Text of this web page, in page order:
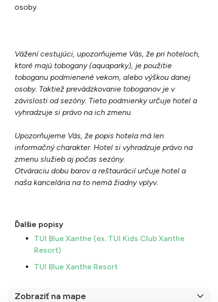
osoby
Vážení cestujúci, upozorňujeme Vás, že pri hoteloch,
ktoré majú tobogany (aquaparky), je použitie
toboganu podmienené vekom, alebo výškou danej
osoby. Taktiež prevádzkovanie toboganov je v
závislosti od sezóny. Tieto podmienky určuje hotel a
vyhradzuje si právo na ich zmenu.
Upozorňujeme Vás, že popis hotela má len
informačný charakter. Hotel si vyhradzuje právo na
zmenu služieb aj počas sezóny.
Otváraciu dobu barov a reštaurácií určuje hotel a
naša kancelária na to nemá žiadny vplyv.
Ďalšie popisy
TUI Blue Xanthe (ex. TUI Kids Club Xanthe
Resort)
TUI Blue Xanthe Resort
Zobraziť na mape